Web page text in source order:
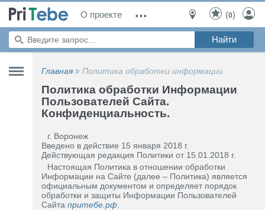
О проекте ... (0)
Главная Политика обработки информации
Политика обработки Информации
Пользователей Сайта.
Конфиденциальность.
г. Воронеж
Введено в действие 15 января 2018 г.
Действующая редакция Политики от 15.01.2018 г.
Настоящая Политика в отношении обработки
Информации на Сайте (далее – Политика) является
официальным документом и определяет порядок
обработки и защиты Информации Пользователей
Сайта притебе.рф